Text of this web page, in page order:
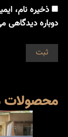
ذخیره نام،
دوباره دیدگاهی
محصولات